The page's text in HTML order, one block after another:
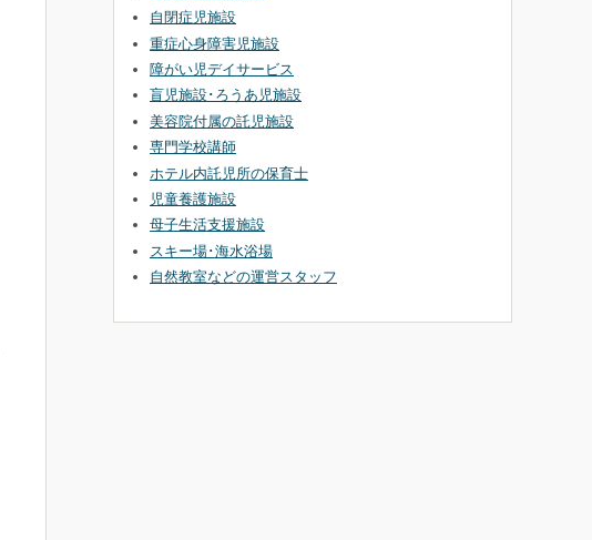
自閉症児施設
重症心身障害児施設
障がい児デイサービス
盲児施設･ろうあ児施設
美容院付属の託児施設
専門学校講師
ホテル内託児所の保育士
児童養護施設
母子生活支援施設
スキー場･海水浴場
自然教室などの運営スタッフ